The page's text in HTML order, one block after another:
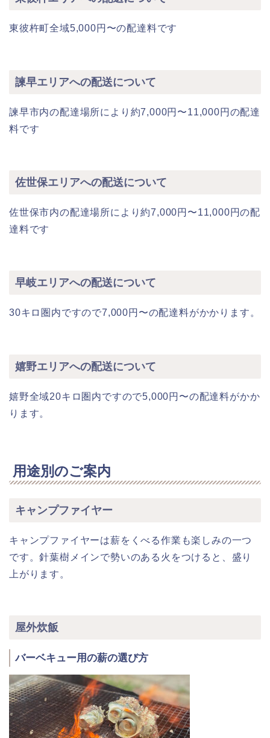
東彼杵町全域5,000円〜の配達料です
諫早エリアへの配送について
諫早市内の配達場所により約7,000円〜11,000円の配達
料です
佐世保エリアへの配送について
佐世保市内の配達場所により約7,000円〜11,000円の配
達料です
早岐エリアへの配送について
30キロ圏内ですので7,000円〜の配達料がかかります。
嬉野エリアへの配送について
嬉野全域20キロ圏内ですので5,000円〜の配達料がかか
ります。
用途別のご案内
キャンプファイヤー
キャンプファイヤーは薪をくべる作業も楽しみの一つ
です。針葉樹メインで勢いのある火をつけると、盛り
上がります。
屋外炊飯
バーベキュー用の薪の選び方